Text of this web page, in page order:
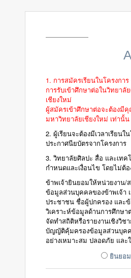
1. การสมัครเรียนในโครงกา
การรับเข้าศึกษาต่อในวิทยา
เชียงใหม่
ผู้สมัครเข้าศึกษาต่อจะต้องมี
มหาวิทยาลัยเชียงใหม่ เท่านั้น
2. ผู้เรียนจะต้องมีเวลาเรียนใ
ประกาศนียบัตรจากโครงการ
3. วิทยาลัยศิลปะ สื่อ และเท
กำหนดและเงื่อนไข โดยไม่ต้
ข้าพเจ้ายินยอมให้หน่วยงาน/
ข้อมูลส่วนบุคคลของข้าพเจ้า
ประชาชน ชื่อผู้ปกครอง และ
วิเคราะห์ข้อมูลด้านการศึกษ
จัดทำสถิติหรือรายงานเชิงวิช
บัญญัติคุ้มครองข้อมูลส่วนบุคค
อย่างเหมาะสม ปลอดภัย แล
ยินยอ